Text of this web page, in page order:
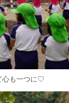
心も一つに♡